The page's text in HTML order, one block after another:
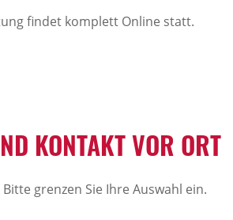
findet komplett Online statt.
KONTAKT VOR ORT
grenzen Sie Ihre Auswahl ein.